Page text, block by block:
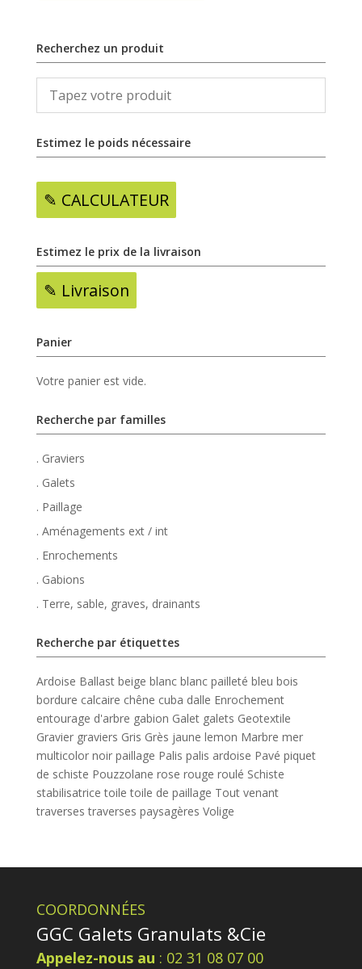
Recherchez un produit
Estimez le poids nécessaire
✎ CALCULATEUR
Estimez le prix de la livraison
✎ Livraison
Panier
Votre panier est vide.
Recherche par familles
. Graviers
. Galets
. Paillage
. Aménagements ext / int
. Enrochements
. Gabions
. Terre, sable, graves, drainants
Recherche par étiquettes
Ardoise Ballast beige blanc blanc pailleté bleu bois
bordure calcaire chêne cuba dalle Enrochement
entourage d'arbre gabion Galet galets Geotextile
Gravier graviers Gris Grès jaune lemon Marbre mer
multicolor noir paillage Palis palis ardoise Pavé piquet
de schiste Pouzzolane rose rouge roulé Schiste
stabilisatrice toile toile de paillage Tout venant
traverses traverses paysagères Volige
COORDONNÉES
GGC Galets Granulats &Cie
Appelez-nous au : 02 31 08 07 00